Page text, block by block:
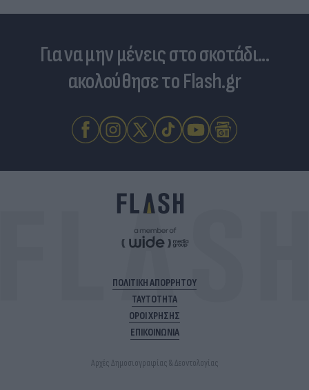
Για να μην μένεις στο σκοτάδι...
ακολούθησε το Flash.gr
ΠΟΛΙΤΙΚΗ ΑΠΟΡΡΗΤΟΥ
ΤΑΥΤΟΤΗΤΑ
ΟΡΟΙ ΧΡΗΣΗΣ
ΕΠΙΚΟΙΝΩΝΙΑ
Αρχές Δημοσιογραφίας & Δεοντολογίας